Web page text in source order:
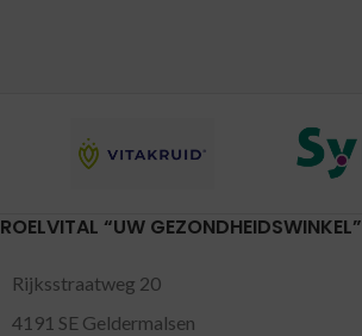
ROELVITAL “UW GEZONDHEIDSWINKEL”
Rijksstraatweg 20
4191 SE Geldermalsen